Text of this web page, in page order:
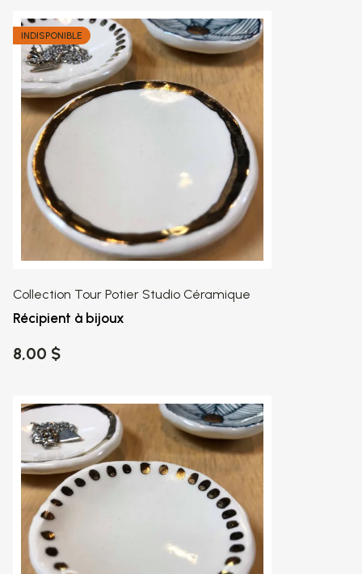
INDISPONIBLE
Collection Tour Potier Studio Céramique
Récipient à bijoux
8,00 $